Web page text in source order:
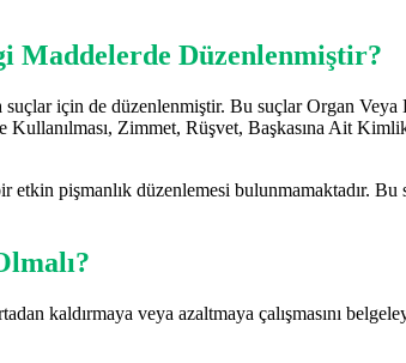
Maddelerde Düzenlenmiştir?
için de düzenlenmiştir. Bu suçlar Organ
Zimmet, Rüşvet, Başkasına Ait
etkin pişmanlık düzenlemesi bulunmamaktadır.
kaldırmaya veya azaltmaya çalışmasını